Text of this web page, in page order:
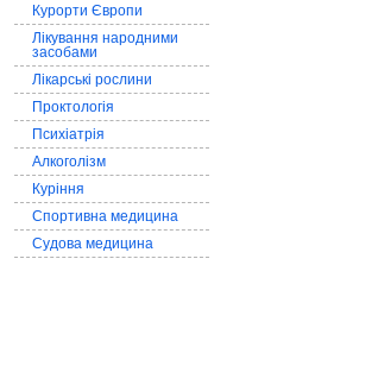
Курорти Європи
Лікування народними
засобами
Лікарські рослини
Проктологія
Психіатрія
Алкоголізм
Куріння
Спортивна медицина
Судова медицина